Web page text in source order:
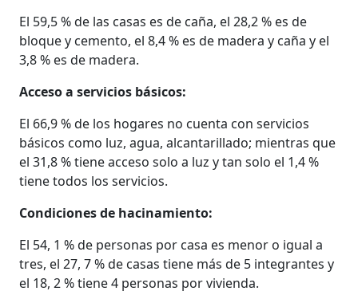
El 59,5 % de las casas es de caña, el 28,2 % es de
bloque y cemento, el 8,4 % es de madera y caña y el
3,8 % es de madera.
Acceso a servicios básicos:
El 66,9 % de los hogares no cuenta con servicios
básicos como luz, agua, alcantarillado; mientras que
el 31,8 % tiene acceso solo a luz y tan solo el 1,4 %
tiene todos los servicios.
Condiciones de hacinamiento:
El 54, 1 % de personas por casa es menor o igual a
tres, el 27, 7 % de casas tiene más de 5 integrantes y
el 18, 2 % tiene 4 personas por vivienda.